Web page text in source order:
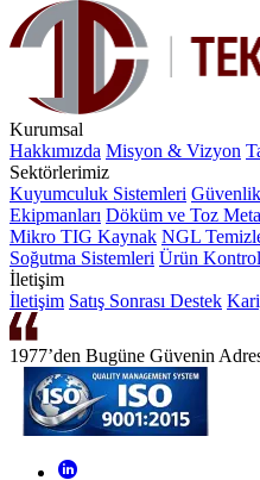
Kurumsal
Hakkımızda Misyon & Vizyon
Sektörlerimiz
Kuyumculuk Sistemleri
Ekipmanları Döküm ve Toz
Mikro TIG Kaynak NGL
Soğutma Sistemleri Ürün
İletişim
İletişim Satış Sonrası Destek
1977’den Bugüne Güvenin